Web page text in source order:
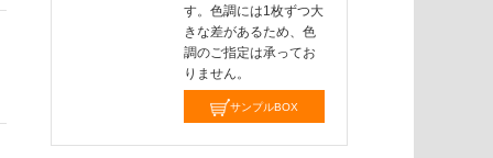
す。色調には1枚ずつ大
きな差があるため、色
調のご指定は承ってお
りません。
サンプルBOX